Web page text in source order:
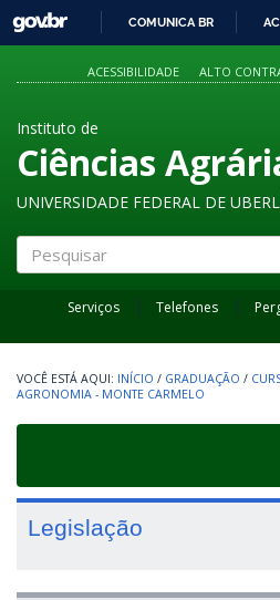
PARA
O
GOVBR
COMUNICA BR
ACESSIBILIDADE ALTO
Instituto de
Ciências
UNIVERSIDADE FEDERAL DE
Serviços Telefones
INÍCIO / GRADUAÇÃO /
AGRONOMIA - MONTE CARMELO
Legislação